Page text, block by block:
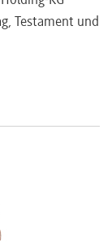
Testament und